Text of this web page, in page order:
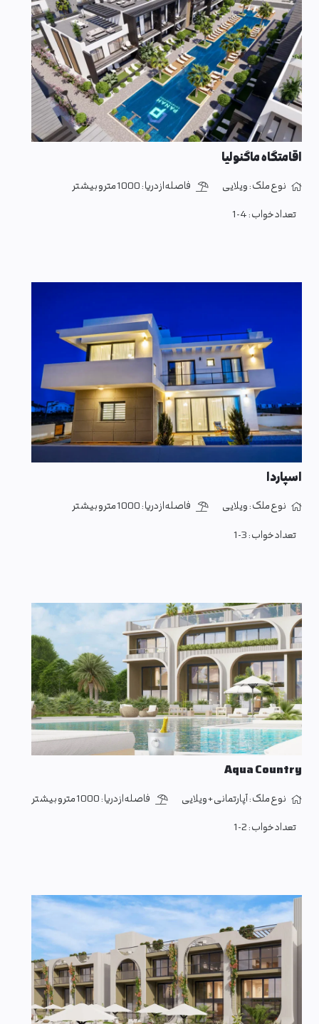
اقامتگاه ماگنولیا
نوع ملک :ویلایی فاصله از دریا :1000 متر و بیشتر
تعداد خواب :1-4
اسپاردا
نوع ملک :ویلایی فاصله از دریا :1000 متر و بیشتر
تعداد خواب :1-3
Aqua Country
نوع ملک :آپارتمانی + ویلایی فاصله از دریا :1000 متر و بیشتر
تعداد خواب :1-2